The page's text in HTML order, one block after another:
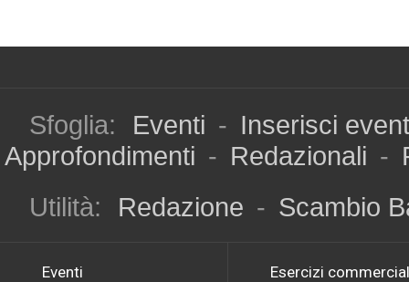
Sfoglia: Eventi - Inserisci
Approfondimenti - Redazionali -
Utilità:
Redazione - Scambio
Eventi Esercizi